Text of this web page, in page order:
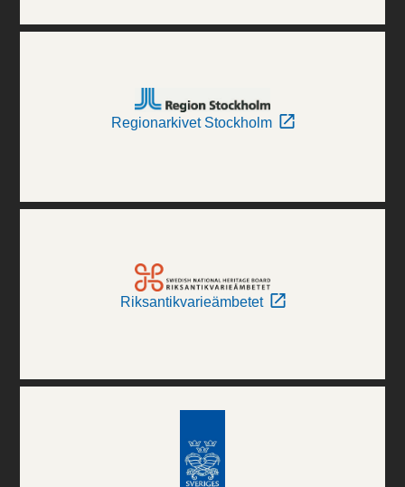
Regionarkivet Stockholm
Riksantikvarieämbetet